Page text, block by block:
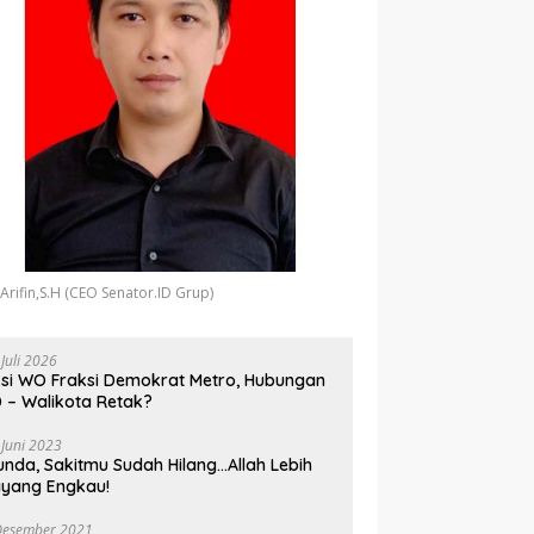
(CEO Senator.ID Grup)
2026
WO Fraksi Demokrat Metro, Hubungan
– Walikota Retak?
2023
Sakitmu Sudah Hilang…Allah Lebih
Engkau!
2021